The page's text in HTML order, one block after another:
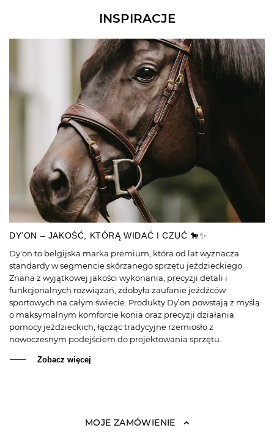
INSPIRACJE
DY’ON – JAKOŚĆ, KTÓRĄ WIDAĆ I CZUĆ 🐎✨
Dy'on to belgijska marka premium, która od lat wyznacza
standardy w segmencie skórzanego sprzętu jeździeckiego.
Znana z wyjątkowej jakości wykonania, precyzji detali i
funkcjonalnych rozwiązań, zdobyła zaufanie jeźdźców
sportowych na całym świecie. Produkty Dy’on powstają z myślą
o maksymalnym komforcie konia oraz precyzji działania
pomocy jeździeckich, łącząc tradycyjne rzemiosło z
nowoczesnym podejściem do projektowania sprzętu.
Zobacz więcej
MOJE ZAMÓWIENIE